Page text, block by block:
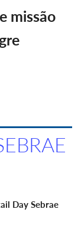
missão
Day Sebrae